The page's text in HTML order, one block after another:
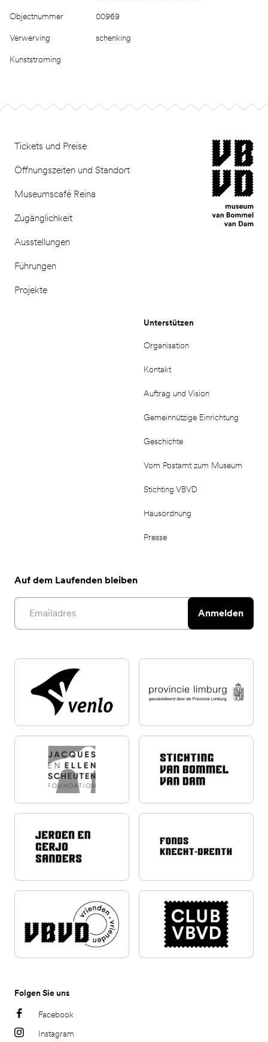
Objectnummer 00969
Verwerving schenking
Kunststroming
Tickets und Preise
Öffnungszeiten und Standort
Museumscafé Reina
Zugänglichkeit
Ausstellungen
Führungen
Projekte
museum van
Unterstützen
Organisation
Kontakt
Auftrag und Vision
Gemeinnützige Einrichtung
Geschichte
Vom Postamt zum Museum
Stichting VBVD
Hausordnung
Presse
Auf dem Laufenden bleiben
Email address
Anmelden
Folgen Sie uns
Facebook
Instagram